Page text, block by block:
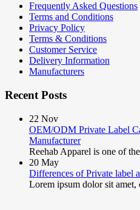
Frequently Asked Questions
Terms and Conditions
Privacy Policy
Terms & Conditions
Customer Service
Delivery Information
Manufacturers
Recent Posts
22 Nov
OEM/ODM Private Label
Manufacturer
Reehab Apparel is one of
20 May
Differences of Private label
Lorem ipsum dolor sit amet,